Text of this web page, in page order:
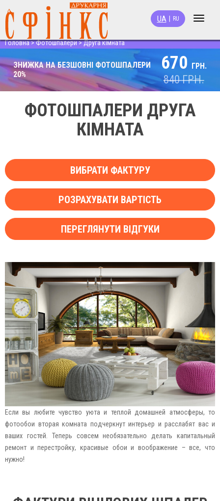
Toggle
UA RU
Головна>Фотошпалери>Друга кімната
ЗНИЖКА НА БЕЗШОВНІ ФОТОШПАЛЕРИ
20%
670 ГРН.
840ГРН.
ФОТОШПАЛЕРИ ДРУГА
КІМНАТА
ВИБРАТИ ФАКТУРУ
РОЗРАХУВАТИ ВАРТІСТЬ
ПЕРЕГЛЯНУТИ ВІДГУКИ
Если вы любите чувство уюта и теплой домашней атмосферы, то
фотообои вторая комната подчеркнут интерьер и расслабят вас и
ваших гостей. Теперь совсем необязательно делать капитальный
ремонт и перестройку, красивые обои и воображение – все, что
нужно!